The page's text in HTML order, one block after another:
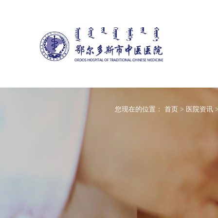
您现在的位置： 首页 > 医院资讯